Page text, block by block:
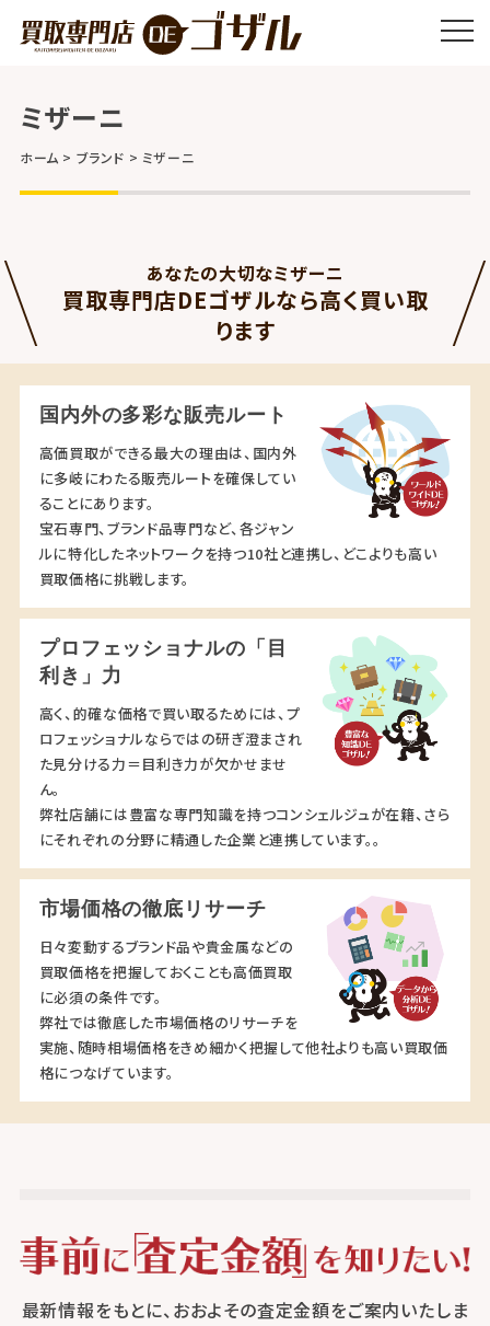
ミザーニ
ホーム ブランド ミザーニ
あなたの大切なミザーニ
買取専門店DEゴザルなら高く買い取
ります
国内外の多彩な販売ルート
高価買取ができる最大の理由は、国内外
に多岐にわたる販売ルートを確保してい
ることにあります。
宝石専門、ブランド品専門など、各ジャン
ルに特化したネットワークを持つ10社と連携し、どこよりも高い
買取価格に挑戦します。
プロフェッショナルの「目
利き」力
高く、的確な価格で買い取るためには、プ
ロフェッショナルならではの研ぎ澄まされ
た見分ける力＝目利き力が欠かせませ
ん。
弊社店舗には豊富な専門知識を持つコンシェルジュが在籍、さら
にそれぞれの分野に精通した企業と連携しています。。
市場価格の徹底リサーチ
日々変動するブランド品や貴金属などの
買取価格を把握しておくことも高価買取
に必須の条件です。
弊社では徹底した市場価格のリサーチを
実施、随時相場価格をきめ細かく把握して他社よりも高い買取価
格につなげています。
最新情報をもとに、おおよその査定金額をご案内いたしま